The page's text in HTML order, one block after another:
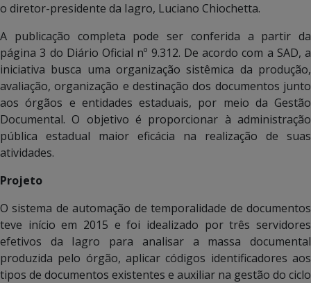
o diretor-presidente da Iagro, Luciano Chiochetta.
A publicação completa pode ser conferida a partir da
página 3 do Diário Oficial nº 9.312. De acordo com a SAD, a
iniciativa busca uma organização sistêmica da produção,
avaliação, organização e destinação dos documentos junto
aos órgãos e entidades estaduais, por meio da Gestão
Documental. O objetivo é proporcionar à administração
pública estadual maior eficácia na realização de suas
atividades.
Projeto
O sistema de automação de temporalidade de documentos
teve início em 2015 e foi idealizado por três servidores
efetivos da Iagro para analisar a massa documental
produzida pelo órgão, aplicar códigos identificadores aos
tipos de documentos existentes e auxiliar na gestão do ciclo